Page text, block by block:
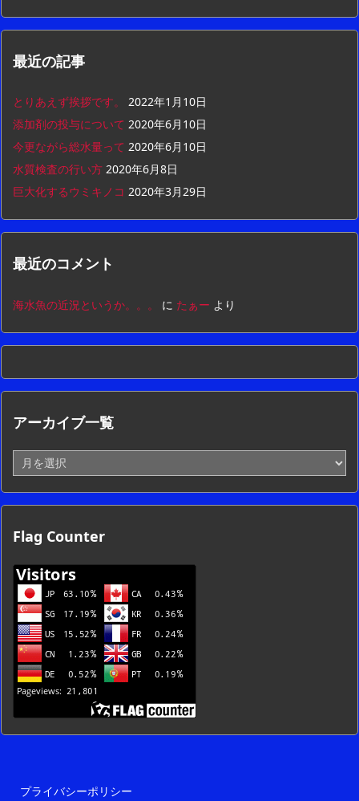
最近の記事
とりあえず挨拶です。
2022年1月10日
添加剤の投与について 2020年6月10日
今更ながら総水量って 2020年6月10日
水質検査の行い方 2020年6月8日
巨大化するウミキノコ 2020年3月29日
最近のコメント
海水魚の近況というか。。。 に たぁー より
アーカイブ一覧
ー
カ
イ
一
Flag Counter
プライバシーポリシー